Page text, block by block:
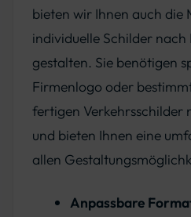
bieten wir Ihnen auch die
individuelle Schilder nach
gestalten. Sie benötigen
Firmenlogo oder
fertigen Verkehrsschilder
und bieten Ihnen eine
allen
Anpassbare